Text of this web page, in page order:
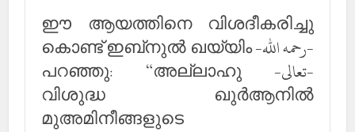
ഈ ആയത്തിനെ വിശദീകരിച്ചു
കൊണ്ട് ഇബ്‌നുല്‍ ഖയ്യിം -رحمه الله-
പറഞ്ഞു: “അല്ലാഹു -تعالى-
വിശുദ്ധ ഖുര്‍ആനില്‍
മുഅമിനീങ്ങളുടെ